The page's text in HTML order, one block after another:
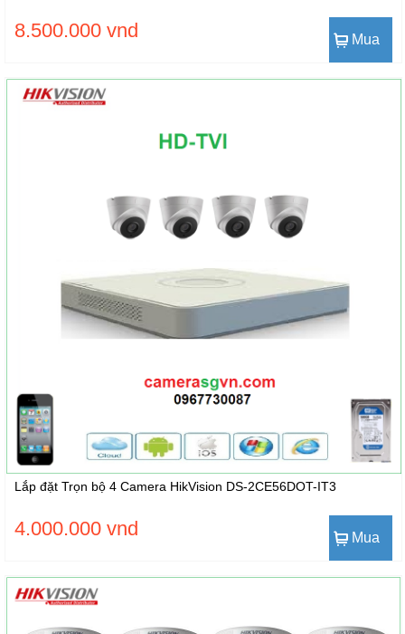
8.500.000 vnd Mua
Lắp đặt Trọn bộ 4 Camera HikVision DS-2CE56DOT-IT3
4.000.000 vnd Mua